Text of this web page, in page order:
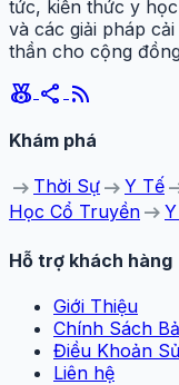
tức, kiến thức y
và các giải pháp
thần cho cộng
social_leaderboard share rss_feed
Khám phá
arrow_right_alt Thời Sự arrow_right_alt Y Tế
Học Cổ Truyền arrow_right_alt
Hỗ trợ khách hàng
Giới Thiệu
Chính Sách
Điều Khoản
Liên hệ